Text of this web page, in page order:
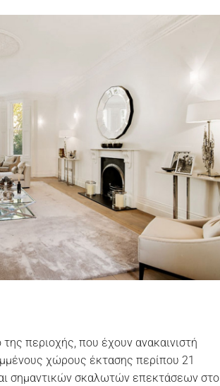
περιοχής, που έχουν ανακαινιστή
χώρους έκτασης περίπου 21
σημαντικών σκαλωτών επεκτάσεων στο